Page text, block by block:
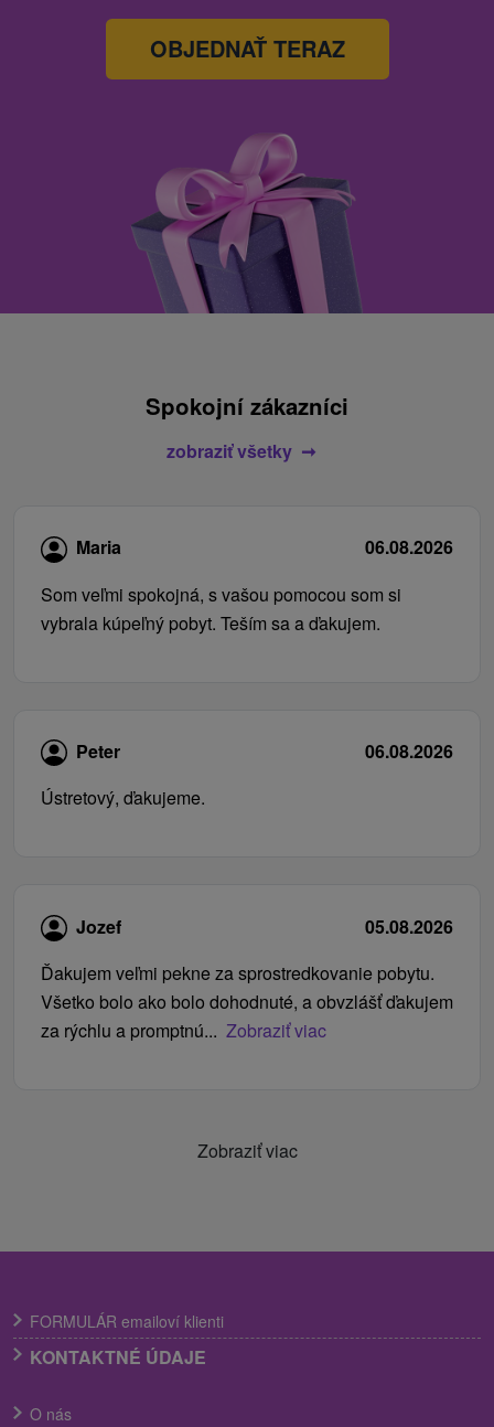
OBJEDNAŤ TERAZ
Spokojní zákazníci
zobraziť všetky
Maria
06.08.2026
Som veľmi spokojná, s vašou pomocou som si
vybrala kúpeľný pobyt. Teším sa a ďakujem.
Peter
06.08.2026
Ústretový, ďakujeme.
Jozef
05.08.2026
Ďakujem veľmi pekne za sprostredkovanie pobytu.
Všetko bolo ako bolo dohodnuté, a obvzlášť ďakujem
za rýchlu a promptnú... Zobraziť viac
Zobraziť viac
FORMULÁR emailoví klienti
KONTAKTNÉ ÚDAJE
O nás